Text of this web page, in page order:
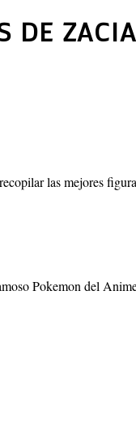
DE
las mejores
Pokemon del